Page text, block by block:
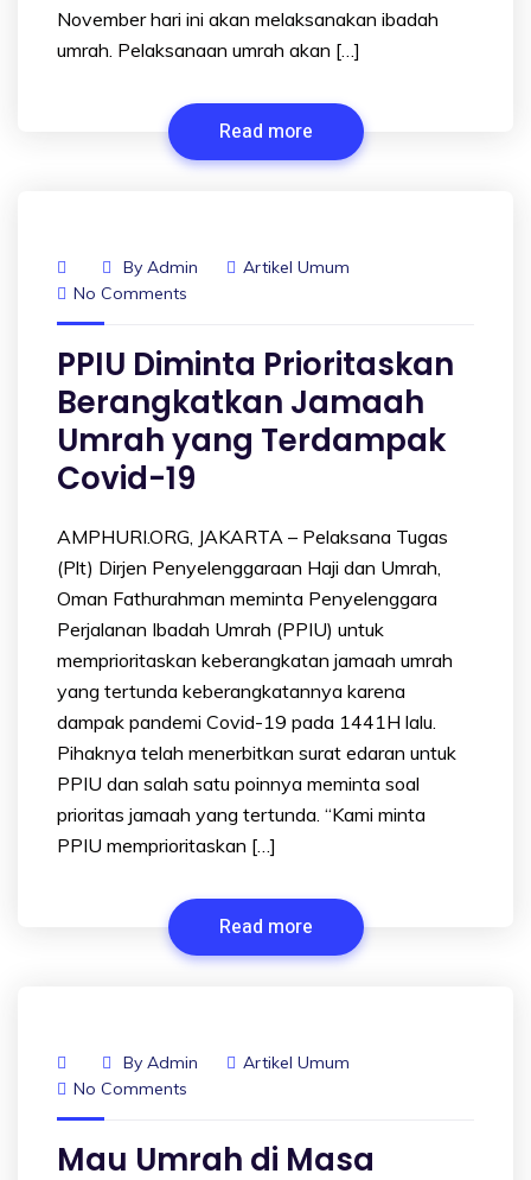
November hari ini akan melaksanakan ibadah
umrah. Pelaksanaan umrah akan […]
Read more
By Admin
Artikel Umum
No Comments
PPIU Diminta Prioritaskan
Berangkatkan Jamaah
Umrah yang Terdampak
Covid-19
AMPHURI.ORG, JAKARTA – Pelaksana Tugas
(Plt) Dirjen Penyelenggaraan Haji dan Umrah,
Oman Fathurahman meminta Penyelenggara
Perjalanan Ibadah Umrah (PPIU) untuk
memprioritaskan keberangkatan jamaah umrah
yang tertunda keberangkatannya karena
dampak pandemi Covid-19 pada 1441H lalu.
Pihaknya telah menerbitkan surat edaran untuk
PPIU dan salah satu poinnya meminta soal
prioritas jamaah yang tertunda. “Kami minta
PPIU memprioritaskan […]
Read more
By Admin
Artikel Umum
No Comments
Mau Umrah di Masa